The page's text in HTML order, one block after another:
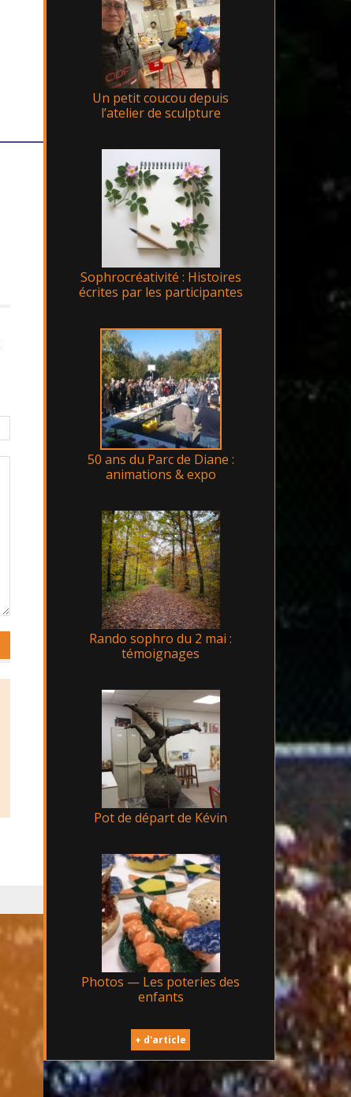
Un petit coucou depuis
l’atelier de sculpture
Sophrocréativité : Histoires
écrites par les participantes
50 ans du Parc de Diane :
animations & expo
Rando sophro du 2 mai :
témoignages
Pot de départ de Kévin
Photos — Les poteries des
enfants
+ d'article